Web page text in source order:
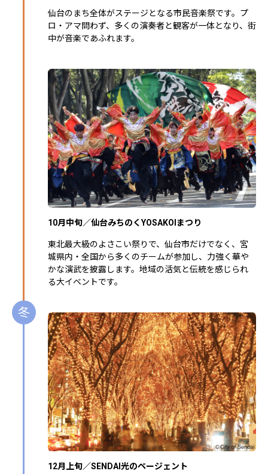
仙台のまち全体がステージとなる市民音楽祭です。プ
ロ・アマ問わず、多くの演奏者と観客が一体となり、街
中が音楽であふれます。
10月中旬／仙台みちのくYOSAKOIまつり
東北最大級のよさこい祭りで、仙台市だけでなく、宮
城県内・全国から多くのチームが参加し、力強く華や
かな演武を披露します。地域の活気と伝統を感じられ
る大イベントです。
冬
12月上旬／SENDAI光のページェント